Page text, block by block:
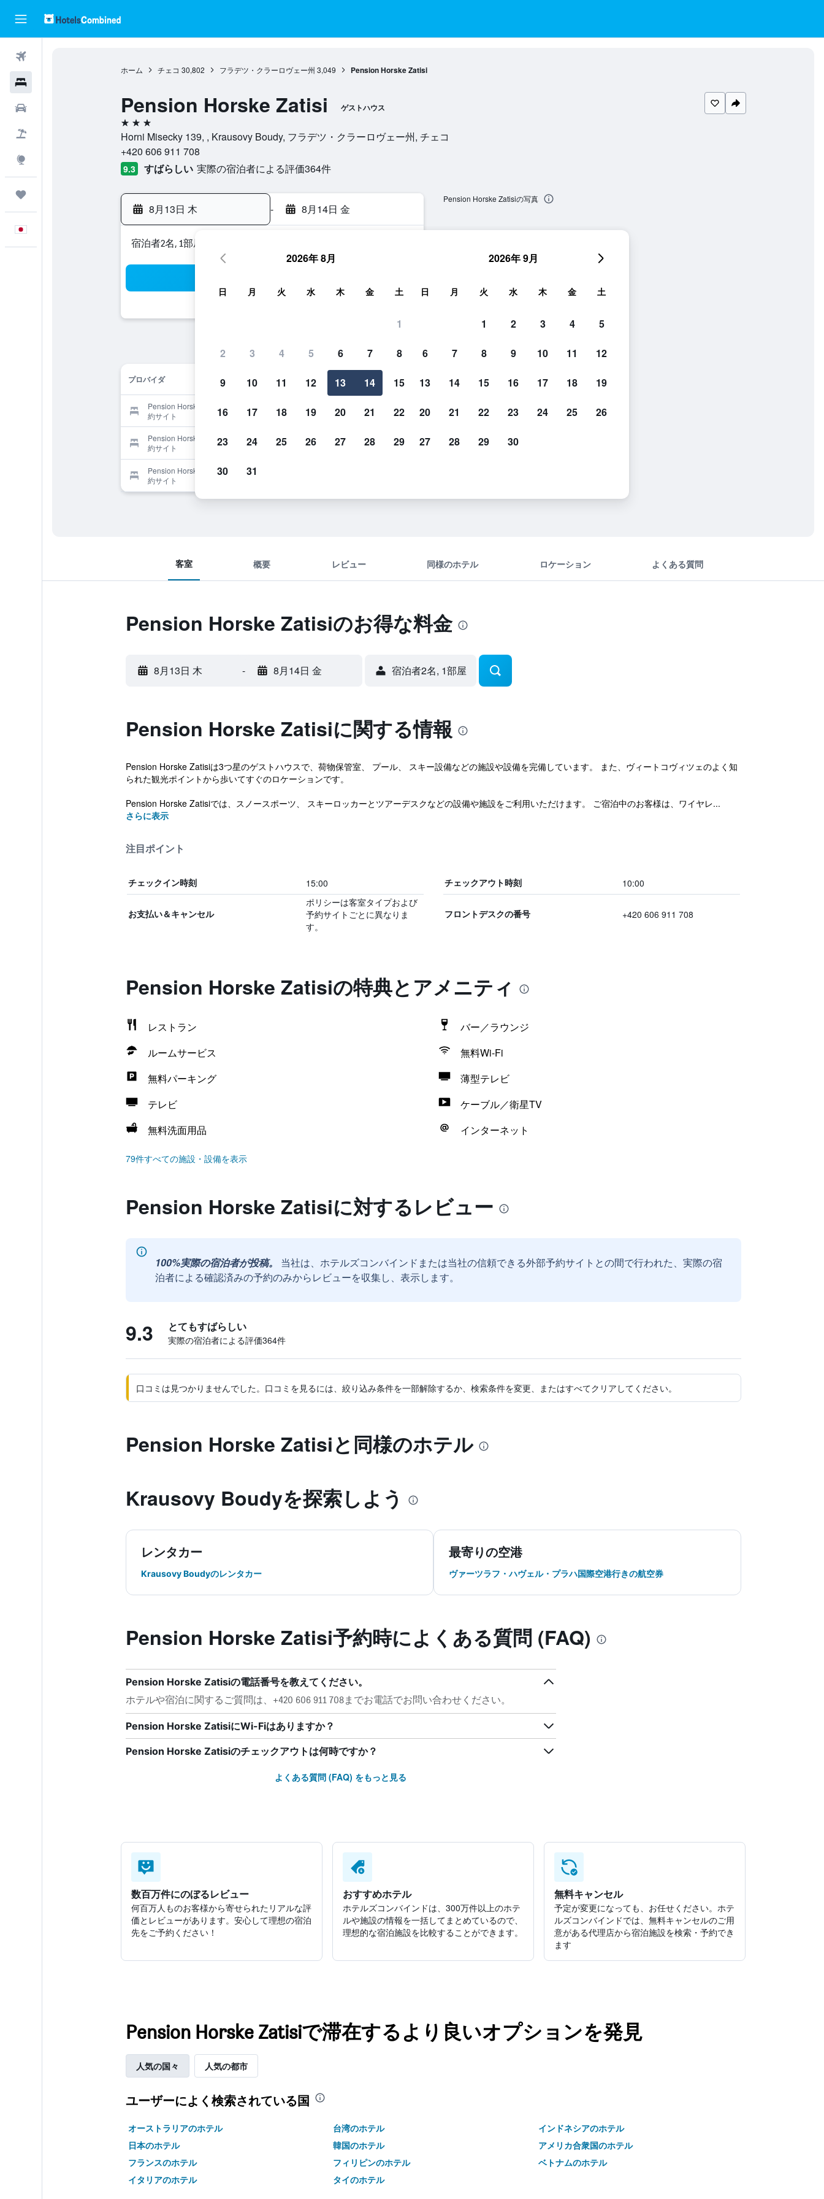
ホーム チェコ 30,802 フラデツ・クラーロヴェー州 3,049 Pension Horske Zatisi
Pension Horske Zatisi ゲストハウス
3つ星
Horni Misecky 139, , Krausovy Boudy, フラデツ・クラーロヴェー州, チェコ
+420 606 911 708
9.3 すばらしい 実際の宿泊者による評価364​件
8月13日 木 - 8月14日 金
宿泊者2名, 1​部屋
プロバイダ
Pension Horske Zatisiを提供する予
約サイト
料金を表示
Pension Horske Zatisiを提供する予
約サイト
料金を表示
Pension Horske Zatisiを提供する予
約サイト
Pension Horske Zatisiの写真
客室 概要 レビュー 同様のホテル ロケーション よくある質問
Pension Horske Zatisiのお得な料金
8月13日 木 - 8月14日 金 宿泊者2名, 1​部屋
Pension Horske Zatisiに関する情報
Pension Horske Zatisiは3つ星のゲストハウスで、荷物保管室、 プール、 スキー設備などの施設や設備を完備しています。 また、ヴィートコヴィツェのよく知
られた観光ポイントから歩いてすぐのロケーションです。
Pension Horske Zatisiでは、スノースポーツ、 スキーロッカーとツアーデスクなどの設備や施設をご利用いただけます。 ご宿泊中のお客様は、ワイヤレ...
さらに表示
注目ポイント
チェックイン時刻 15:00 チェックアウト時刻 10:00
お支払い＆キャンセル
ポリシーは客室タイプおよび
予約サイトごとに異なりま
す。
フロントデスクの番号 +420 606 911 708
Pension Horske Zatisiの特典とアメニティ
レストラン
バー／ラウンジ
ルームサービス
無料Wi-Fi
無料パーキング
薄型テレビ
テレビ
ケーブル／衛星TV
無料洗面用品
インターネット
79件すべての施設・設備を表示
Pension Horske Zatisiに対するレビュー
100%実際の宿泊者が投稿。
当社は、ホテルズコンバインドまたは当社の信頼できる外部予約サイトとの間で行われた、実際の宿
泊者による確認済みの予約のみからレビューを収集し、表示します。
9.3 とてもすばらしい
実際の宿泊者による評価364​件
口コミは見つかりませんでした。口コミを見るには、絞り込み条件を一部解除するか、検索条件を変更、またはすべてクリアしてください。
Pension Horske Zatisiと同様のホテル
Krausovy Boudy​を探索しよう
レンタカー
Krausovy Boudyのレンタカー
最寄りの空港
ヴァーツラフ・ハヴェル・プラハ国際空港行きの航空券
Pension Horske Zatisi予約時によくある質問 (FAQ)
Pension Horske Zatisiの電話番号を教えてください。
ホテルや宿泊に関するご質問は、+420 606 911 708までお電話でお問い合わせください。
Pension Horske ZatisiにWi-Fiはありますか？
Pension Horske Zatisiのチェックアウトは何時ですか？
よくある質問 (FAQ) をもっと見る
数百万件にのぼるレビュー
何百万人ものお客様から寄せられたリアルな評
価とレビューがあります。安心して理想の宿泊
先をご予約ください！
おすすめホテル
ホテルズコンバインドは、300万件以上のホテ
ルや施設の情報を一括してまとめているので、
理想的な宿泊施設を比較することができます。
無料キャンセル
予定が変更になっても、お任せください。ホテ
ルズコンバインドでは、無料キャンセルのご用
意がある代理店から宿泊施設を検索・予約でき
ます
Pension Horske Zatisiで滞在するより良いオプションを発見
人気の国々 人気の都市
ユーザーによく検索されている国
オーストラリアのホテル 台湾のホテル
インドネシアのホテル
日本のホテル
韓国のホテル
アメリカ合衆国のホテル
フランスのホテル
フィリピンのホテル
ベトナムのホテル
イタリアのホテル
タイのホテル
2026年 8月
日 月 火 水 木 金 土
1
2 3 4 5 6 7 8
9 10 11 12 13 14 15
16 17 18 19 20 21 22
23 24 25 26 27 28 29
30 31
2026年 9月
日 月 火 水 木 金 土
1 2 3 4 5
6 7 8 9 10 11 12
13 14 15 16 17 18 19
20 21 22 23 24 25 26
27 28 29 30